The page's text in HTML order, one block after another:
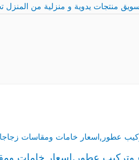
منتجات يدوية و منزلية من المنزل